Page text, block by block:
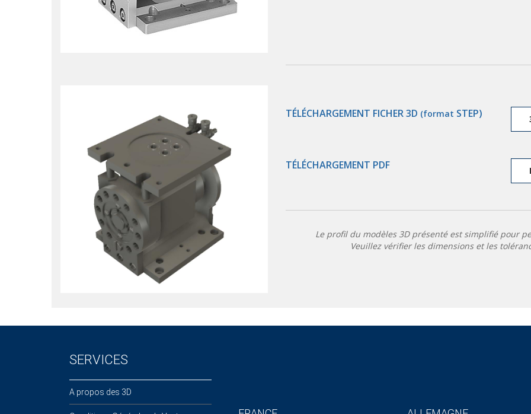
TÉLÉCHARGEMENT FICHER 3D (format STEP)
TÉLÉCHARGEMENT PDF
Le profil du modèles 3D présenté est simplifié pour
Veuillez vérifier les dimensions et les
SERVICES
A propos des 3D